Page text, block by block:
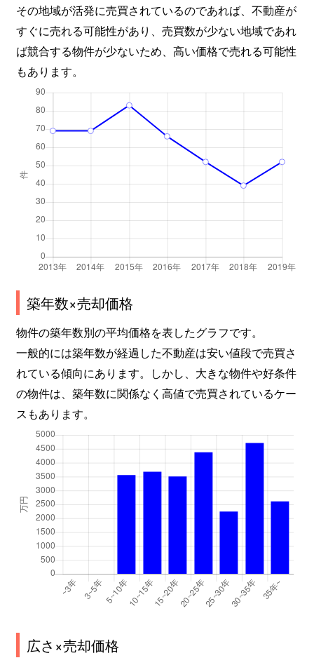
その地域が活発に売買されているのであれば、不動産が
すぐに売れる可能性があり、売買数が少ない地域であれ
ば競合する物件が少ないため、高い価格で売れる可能性
もあります。
築年数×売却価格
物件の築年数別の平均価格を表したグラフです。
一般的には築年数が経過した不動産は安い値段で売買さ
れている傾向にあります。しかし、大きな物件や好条件
の物件は、築年数に関係なく高値で売買されているケー
スもあります。
広さ×売却価格